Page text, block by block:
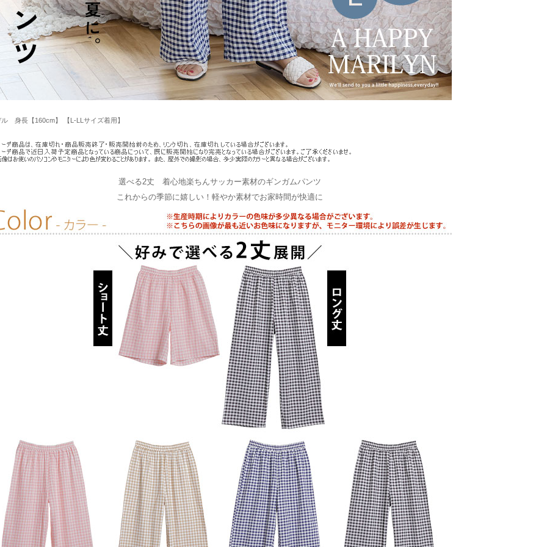
ル 身長【160cm】 【L-LLサイズ着用】
選べる2丈 着心地楽ちんサッカー素材のギンガムパンツ
これからの季節に嬉しい！軽やか素材でお家時間が快適に